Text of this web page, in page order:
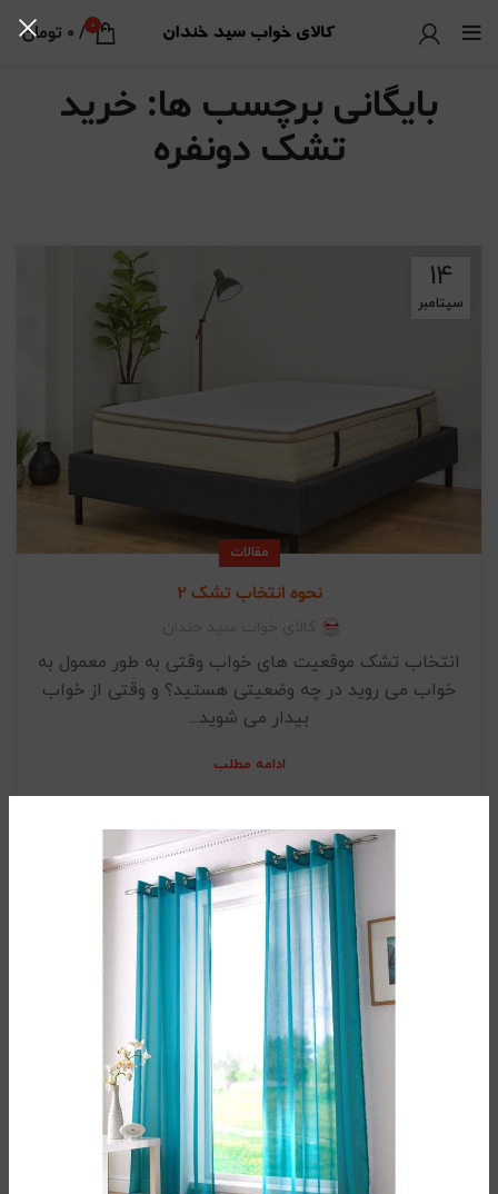
0
/
0 تومان
بایگانی برچسب ها: خرید
تشک دونفره
14
سپتامبر
مقالات
نحوه انتخاب تشک 2
انتخاب تشک موقعیت های خواب وقتی به طور معمول به
خواب می روید در چه وضعیتی هستید؟ و وقتی از خواب
بیدار می شوید...
ادامه مطلب